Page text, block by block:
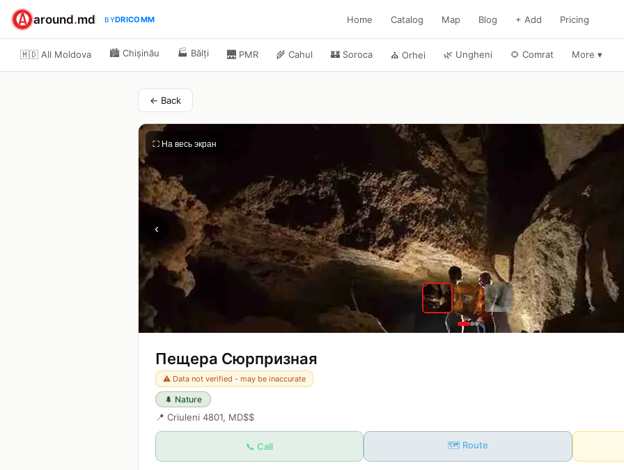
around.md BYDRICOMM Home Catalog Map Blog + Add Pricing
🇲🇩 All Moldova 🏙️ Chișinău 🏭 Bălți 🌉 PMR 🌾 Cahul 🏰 Soroca ⛪ Orhei 🌿 Ungheni 🌻 Comrat More ▾
← Back
⛶ На весь экран
‹
Пещера Сюрпризная
⚠️ Data not verified - may be inaccurate
🌲 Nature
📍 Criuleni 4801, MD$$
📞 Call 🗺️ Route